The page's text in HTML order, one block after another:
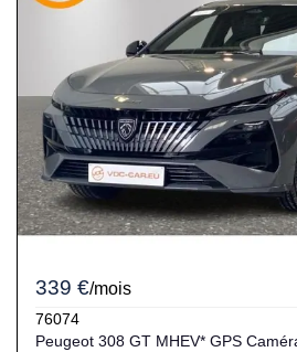
339 €/mois
76074
Peugeot 308 GT MHEV* GPS